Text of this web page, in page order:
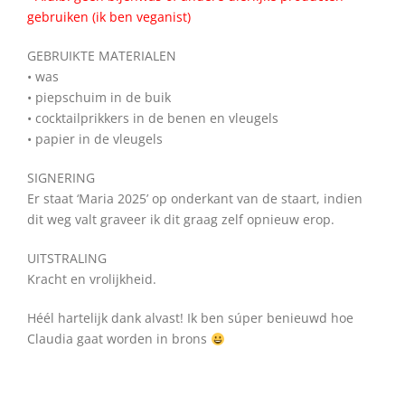
gebruiken (ik ben veganist)
GEBRUIKTE MATERIALEN
• was
• piepschuim in de buik
• cocktailprikkers in de benen en vleugels
• papier in de vleugels
SIGNERING
Er staat ‘Maria 2025’ op onderkant van de staart, indien
dit weg valt graveer ik dit graag zelf opnieuw erop.
UITSTRALING
Kracht en vrolijkheid.
Héél hartelijk dank alvast! Ik ben súper benieuwd hoe
Claudia gaat worden in brons